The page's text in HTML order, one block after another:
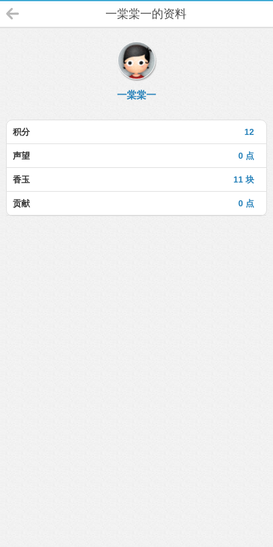
一棠棠一的资料
一棠棠一
12
积分
0 点
声望
11 块
香玉
0 点
贡献